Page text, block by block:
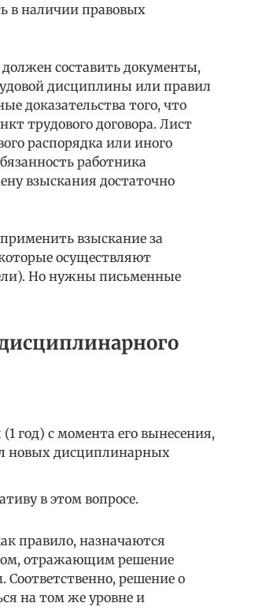
в наличии правовых
составить документы,
дисциплины или правил
доказательства того, что
трудового договора. Лист
распорядка или иного
работника
взыскания достаточно
взыскание за
осуществляют
Но нужны письменные
год) с момента его вынесения,
новых дисциплинарных
в этом вопросе.
правило, назначаются
отражающим решение
решение о
на том же уровне и